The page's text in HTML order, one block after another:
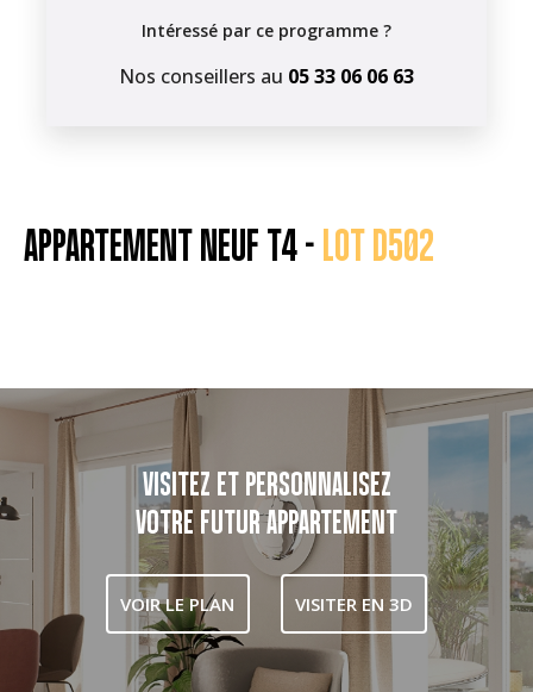
Intéressé par ce programme ?
Nos conseillers au 05 33 06 06 63
APPARTEMENT NEUF T4 - LOT D502
VISITEZ ET PERSONNALISEZ
VOTRE FUTUR APPARTEMENT
VOIR LE PLAN VISITER EN 3D